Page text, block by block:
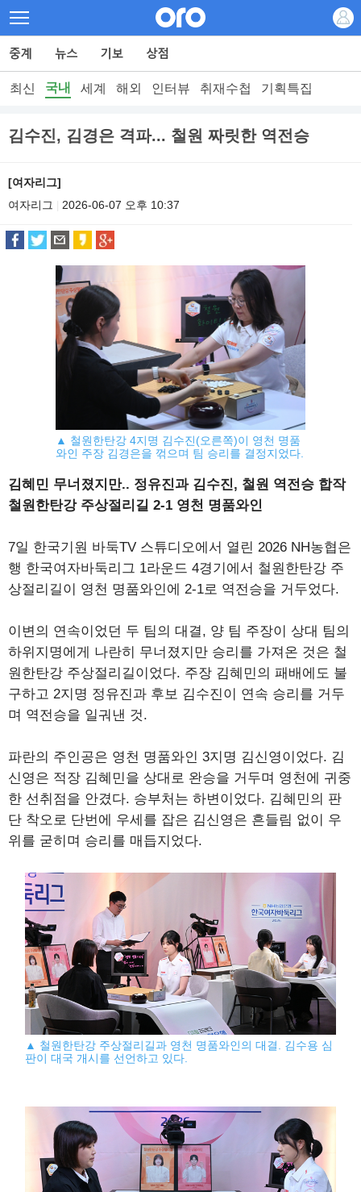
최신 국내 세계 해외 인터뷰 취재수첩 기획특집
김수진, 김경은 격파... 철원 짜릿한 역전승
[여자리그]
여자리그
2026-06-07 오후 10:37
▲ 철원한탄강 4지명 김수진(오른쪽)이 영천 명품
와인 주장 김경은을 꺾으며 팀 승리를 결정지었다.
김혜민 무너졌지만.. 정유진과 김수진, 철원 역전승 합작
철원한탄강 주상절리길 2-1 영천 명품와인
7일 한국기원 바둑TV 스튜디오에서 열린 2026 NH농협은
행 한국여자바둑리그 1라운드 4경기에서 철원한탄강 주
상절리길이 영천 명품와인에 2-1로 역전승을 거두었다.
이변의 연속이었던 두 팀의 대결, 양 팀 주장이 상대 팀의
하위지명에게 나란히 무너졌지만 승리를 가져온 것은 철
원한탄강 주상절리길이었다. 주장 김혜민의 패배에도 불
구하고 2지명 정유진과 후보 김수진이 연속 승리를 거두
며 역전승을 일궈낸 것.
파란의 주인공은 영천 명품와인 3지명 김신영이었다. 김
신영은 적장 김혜민을 상대로 완승을 거두며 영천에 귀중
한 선취점을 안겼다. 승부처는 하변이었다. 김혜민의 판
단 착오로 단번에 우세를 잡은 김신영은 흔들림 없이 우
위를 굳히며 승리를 매듭지었다.
▲ 철원한탄강 주상절리길과 영천 명품와인의 대결. 김수용 심
판이 대국 개시를 선언하고 있다.